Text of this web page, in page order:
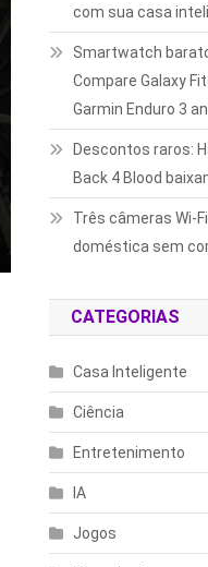
com sua casa
Smartwatch
Compare Galaxy
Garmin Enduro 3
Descontos raros:
Back 4 Blood
Três câmeras Wi-
doméstica sem
CATEGORIAS
Casa Inteligente
Ciência
Entretenimento
IA
Jogos